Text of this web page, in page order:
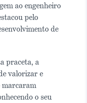
ao engenheiro
pelo
de
praceta, a
valorizar e
marcaram
o seu